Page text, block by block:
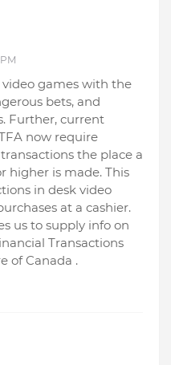
games with the
bets, and
Further, current
now require
the place a
higher is made. This
in desk video
at a cashier.
us to supply info on
Transactions
of Canada .